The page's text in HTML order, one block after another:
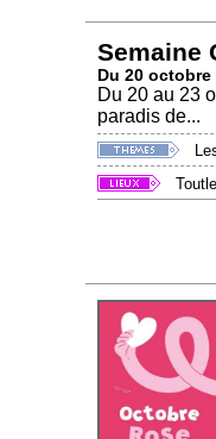
Semaine
Du 20 octobre
Du 20 au 23
paradis de...